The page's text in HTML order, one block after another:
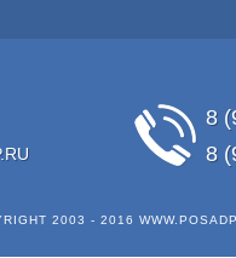
8
8
2003 - 2016